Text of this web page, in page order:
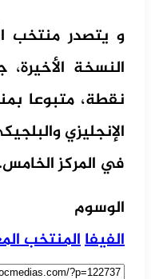
و يتصدر منتخب
نقطة، متبوعا
الإنجليزي
في المركز الخامس.
الوسوم
الفيفاالمنتخب